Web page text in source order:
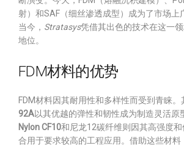
射）和SAF（细丝渗透成型）成为了市场上
当今， Stratasys凭借其出色的技术在这一
地位。
FDM材料的优势
FDM材料因其耐用性和多样性而受到青睐。
92A以其优越的弹性和韧性成为制造灵活原
Nylon CF10和尼龙12碳纤维则因其高强度
合用于要求较高的工程应用。借助这些材料